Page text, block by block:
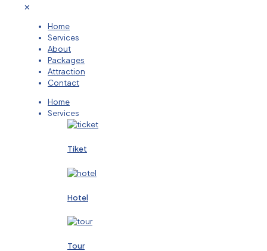
✕
Home
Services
About
Packages
Attraction
Contact
Home
Services
Tiket
Hotel
Tour